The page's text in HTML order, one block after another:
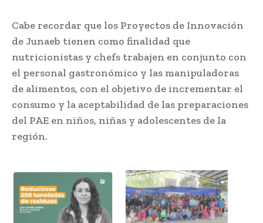
Cabe recordar que los Proyectos de Innovación
de Junaeb tienen como finalidad que
nutricionistas y chefs trabajen en conjunto con
el personal gastronómico y las manipuladoras
de alimentos, con el objetivo de incrementar el
consumo y la aceptabilidad de las preparaciones
del PAE en niños, niñas y adolescentes de la
región.